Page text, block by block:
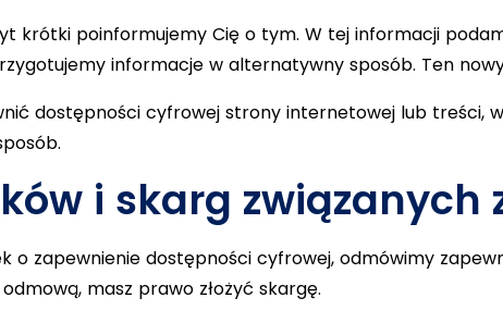
krótki poinformujemy Cię o tym. W tej informacji
informacje w alternatywny sposób. Ten
dostępności cyfrowej strony internetowej lub treści,
i skarg związanych
o zapewnienie dostępności cyfrowej, odmówimy
masz prawo złożyć skargę.